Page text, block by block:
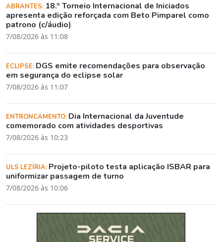
ABRANTES: 18.º Torneio Internacional de Iniciados
apresenta edição reforçada com Beto Pimparel como
patrono (c/áudio)
7/08/2026 às 11:08
ECLIPSE: DGS emite recomendações para observação
em segurança do eclipse solar
7/08/2026 às 11:07
ENTRONCAMENTO: Dia Internacional da Juventude
comemorado com atividades desportivas
7/08/2026 às 10:23
ULS LEZÍRIA: Projeto-piloto testa aplicação ISBAR para
uniformizar passagem de turno
7/08/2026 às 10:06